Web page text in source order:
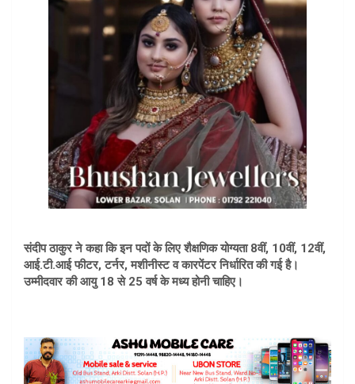
संदीप ठाकुर ने कहा कि इन पदों के लिए शैक्षणिक योग्यता 8वीं, 10वीं, 12वीं,
आई.टी.आई फीटर, टर्नर, मशीनीस्ट व कारपेंटर निर्धारित की गई है।
उम्मीदवार की आयु 18 से 25 वर्ष के मध्य होनी चाहिए।